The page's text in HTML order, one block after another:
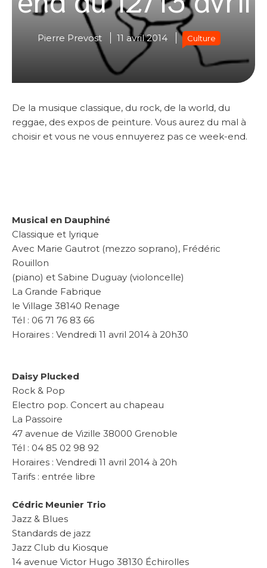
Pierre Prevost 11 avril 2014 Culture
De la musique classique, du rock, de la world, du
reggae, des expos de peinture. Vous aurez du mal à
choisir et vous ne vous ennuyerez pas ce week-end.
Musical en Dauphiné
Classique et lyrique
Avec Marie Gautrot (mezzo soprano), Frédéric
Rouillon
(piano) et Sabine Duguay (violoncelle)
La Grande Fabrique
le Village 38140 Renage
Tél : 06 71 76 83 66
Horaires : Vendredi 11 avril 2014 à 20h30
Daisy Plucked
Rock & Pop
Electro pop. Concert au chapeau
La Passoire
47 avenue de Vizille 38000 Grenoble
Tél : 04 85 02 98 92
Horaires : Vendredi 11 avril 2014 à 20h
Tarifs : entrée libre
Cédric Meunier Trio
Jazz & Blues
Standards de jazz
Jazz Club du Kiosque
14 avenue Victor Hugo 38130 Échirolles